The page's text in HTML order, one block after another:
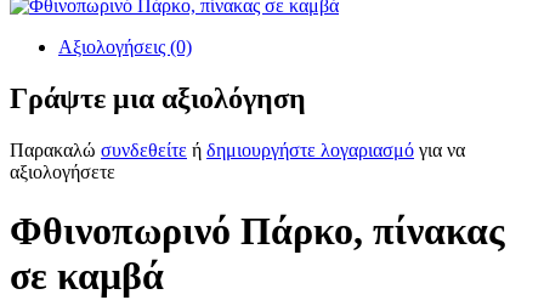
Αξιολογήσεις (0)
Γράψτε μια αξιολόγηση
Παρακαλώ συνδεθείτε ή δημιουργήστε λογαριασμό για να
αξιολογήσετε
Φθινοπωρινό Πάρκο, πίνακας
σε καμβά